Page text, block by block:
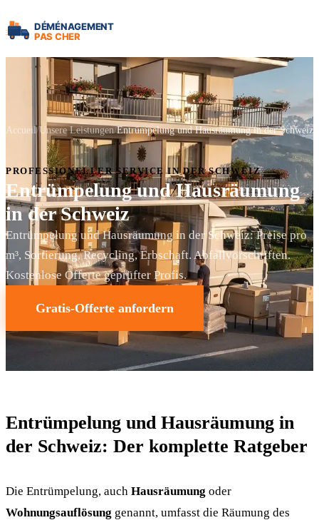
Accueil Unsere Leistungen Entrümpelung und Hausräumung in der Schweiz
PROFESSIONELLER SERVICE IN DER SCHWEIZ
Entrümpelung und Hausräumung
in der Schweiz
Entrümpelung und Hausräumung in der Schweiz: Preise pro
m³, Sortierung, Recycling, Erbschaft. Abfallvorschriften.
Kostenlose Offerte geprüfter Profis.
Gratis-Offerte anfordern
Entrümpelung und Hausräumung in
der Schweiz: Der komplette Ratgeber
Die Entrümpelung, auch Hausräumung oder
Wohnungsauflösung genannt, umfasst die Räumung des